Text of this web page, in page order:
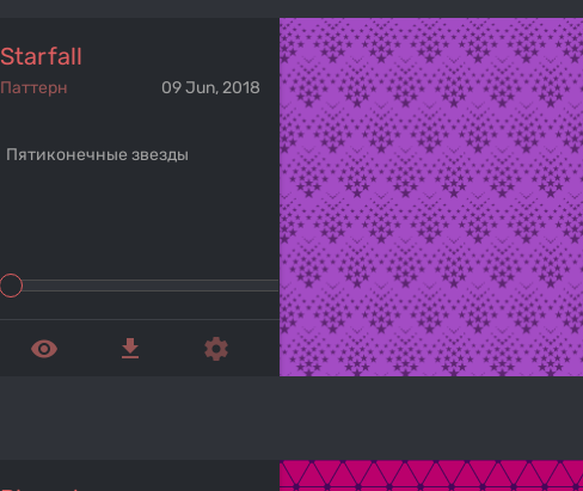
Starfall
09 Jun, 2018
Паттерн
Пятиконечные звезды
remove_red_eye get_app settings